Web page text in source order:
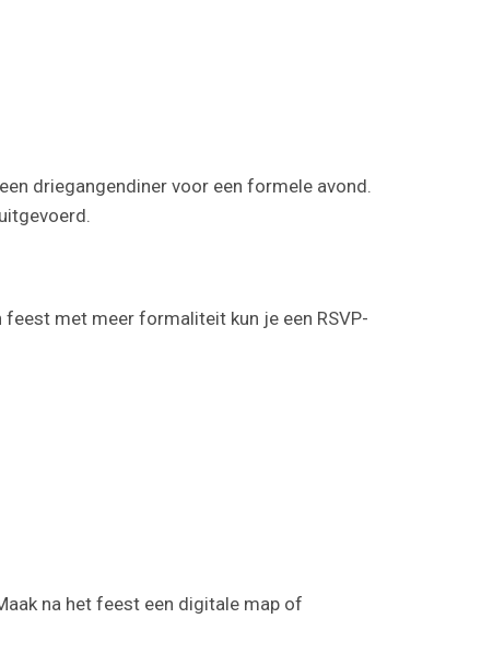
driegangendiner voor een formele avond.
met meer formaliteit kun je een RSVP-
na het feest een digitale map of